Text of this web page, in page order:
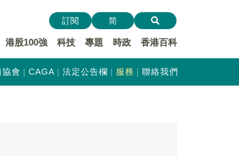
港股100強 科技 專題 時政 香港百科
訂閱 简
協會 CAGA 法定公告欄 服務 聯絡我們